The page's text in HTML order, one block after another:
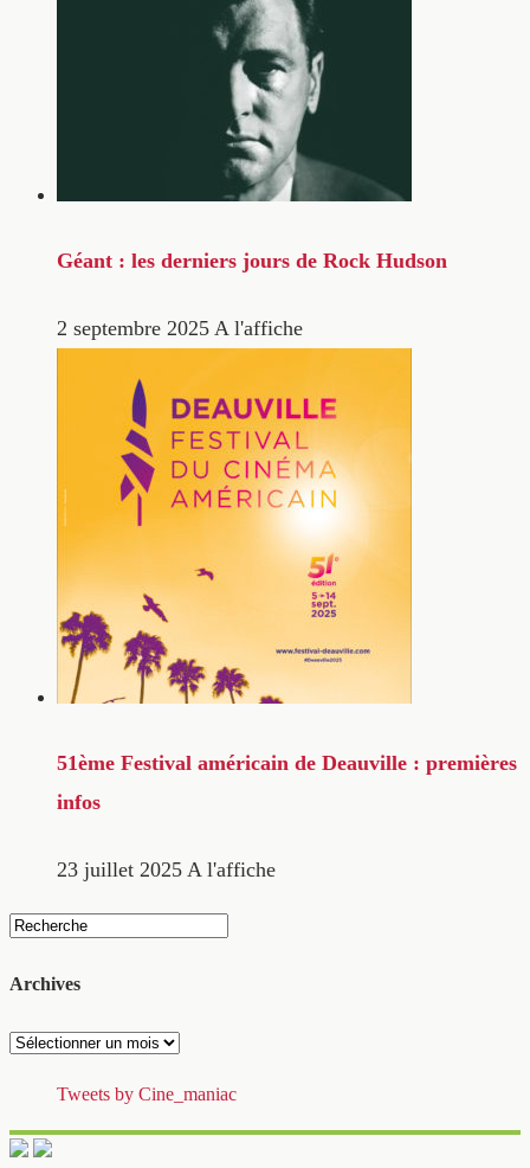
Géant : les derniers jours de Rock Hudson
2 septembre 2025 A l'affiche
51ème Festival américain de Deauville : premières
infos
23 juillet 2025 A l'affiche
Archives
Archives
Tweets by Cine_maniac